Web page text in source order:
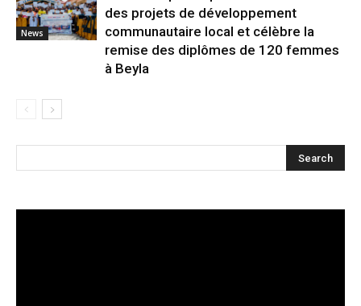
News
des projets de développement
communautaire local et célèbre la
remise des diplômes de 120 femmes
à Beyla